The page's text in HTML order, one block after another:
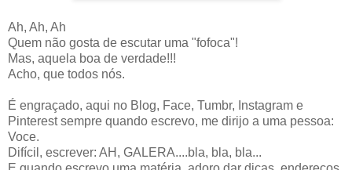
Ah, Ah, Ah
Quem não gosta de escutar uma "fofoca"!
Mas, aquela boa de verdade!!!
Acho, que todos nós.
É engraçado, aqui no Blog, Face, Tumbr, Instagram e
Pinterest sempre quando escrevo, me dirijo a uma pessoa:
Voce.
Difícil, escrever: AH, GALERA....bla, bla, bla...